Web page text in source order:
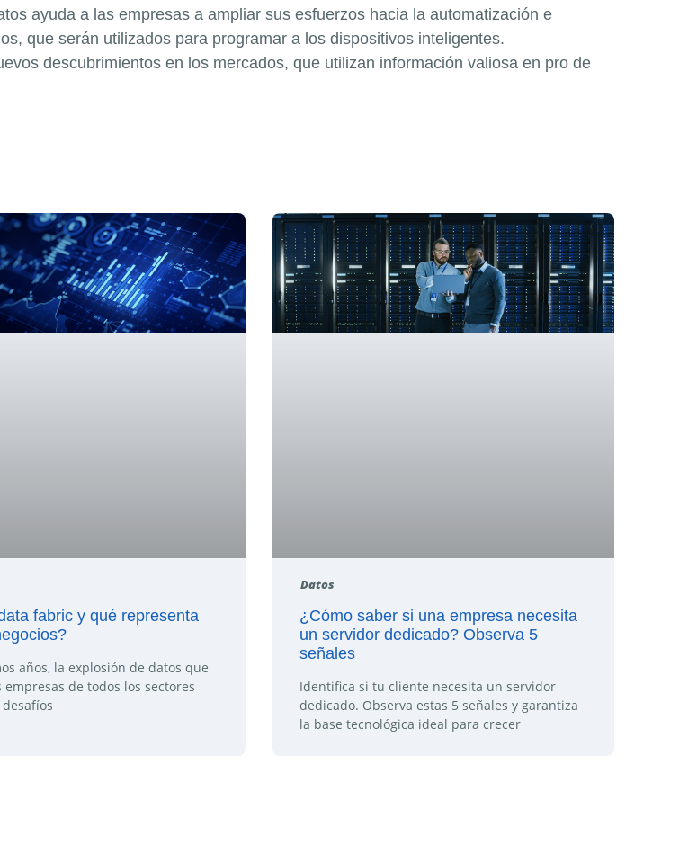
ayuda a las empresas a ampliar sus esfuerzos hacia la automatización e
que serán utilizados para programar a los dispositivos inteligentes.
descubrimientos en los mercados, que utilizan información valiosa en pro de
fabric y qué representa
años, la explosión de datos que
empresas de todos los sectores
Datos
¿Cómo saber si una empresa necesita
un servidor dedicado? Observa 5
señales
Identifica si tu cliente necesita un servidor
dedicado. Observa estas 5 señales y garantiza
la base tecnológica ideal para crecer